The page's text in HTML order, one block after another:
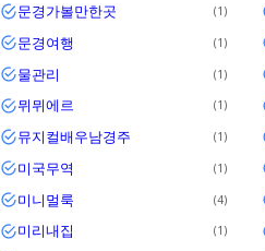
문경가볼만한곳 1
문경여행 1
물관리 1
뮈뮈에르 1
뮤지컬배우남경주 1
미국무역 1
미니멀룩 4
미리내집 1